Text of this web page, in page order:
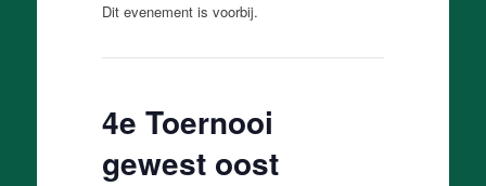
Dit evenement is voorbij.
4e Toernooi
gewest oost